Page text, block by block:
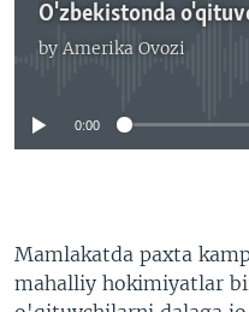
by Amerika Ovozi
No media
0:00
Mamlakatda paxta
mahalliy hokimiyatlar